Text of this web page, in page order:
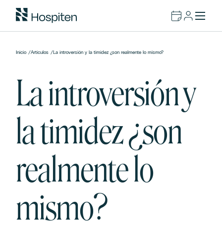
Inicio /Artículos /La introversión y la timidez ¿son realmente lo mismo?
La introversión y
la timidez ¿son
realmente lo
mismo?